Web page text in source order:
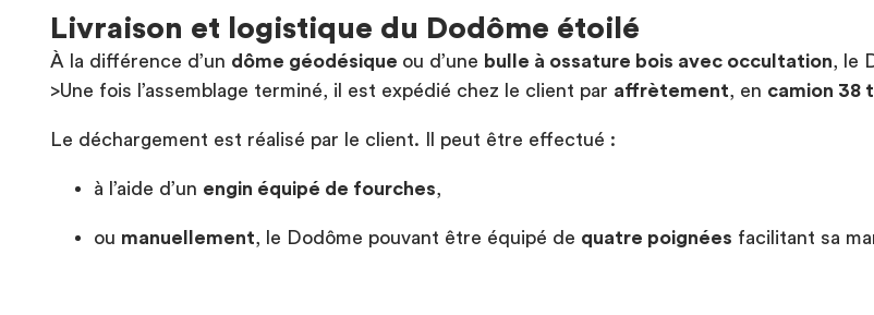
Livraison et logistique du Dodôme étoilé
À la différence d’un dôme géodésique ou d’une bulle à ossature bois avec occultation , le
>Une fois l’assemblage terminé, il est expédié chez le client par affrètement , en camion 38
Le déchargement est réalisé par le client. Il peut être effectué :
à l’aide d’un engin équipé de fourches
ou manuellement , le Dodôme pouvant être équipé de quatre poignées facilitant sa